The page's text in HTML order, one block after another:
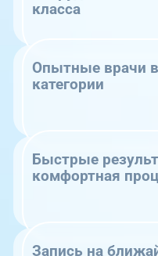
класса
Опытные врачи
категории
Быстрые
комфортная
Запись на